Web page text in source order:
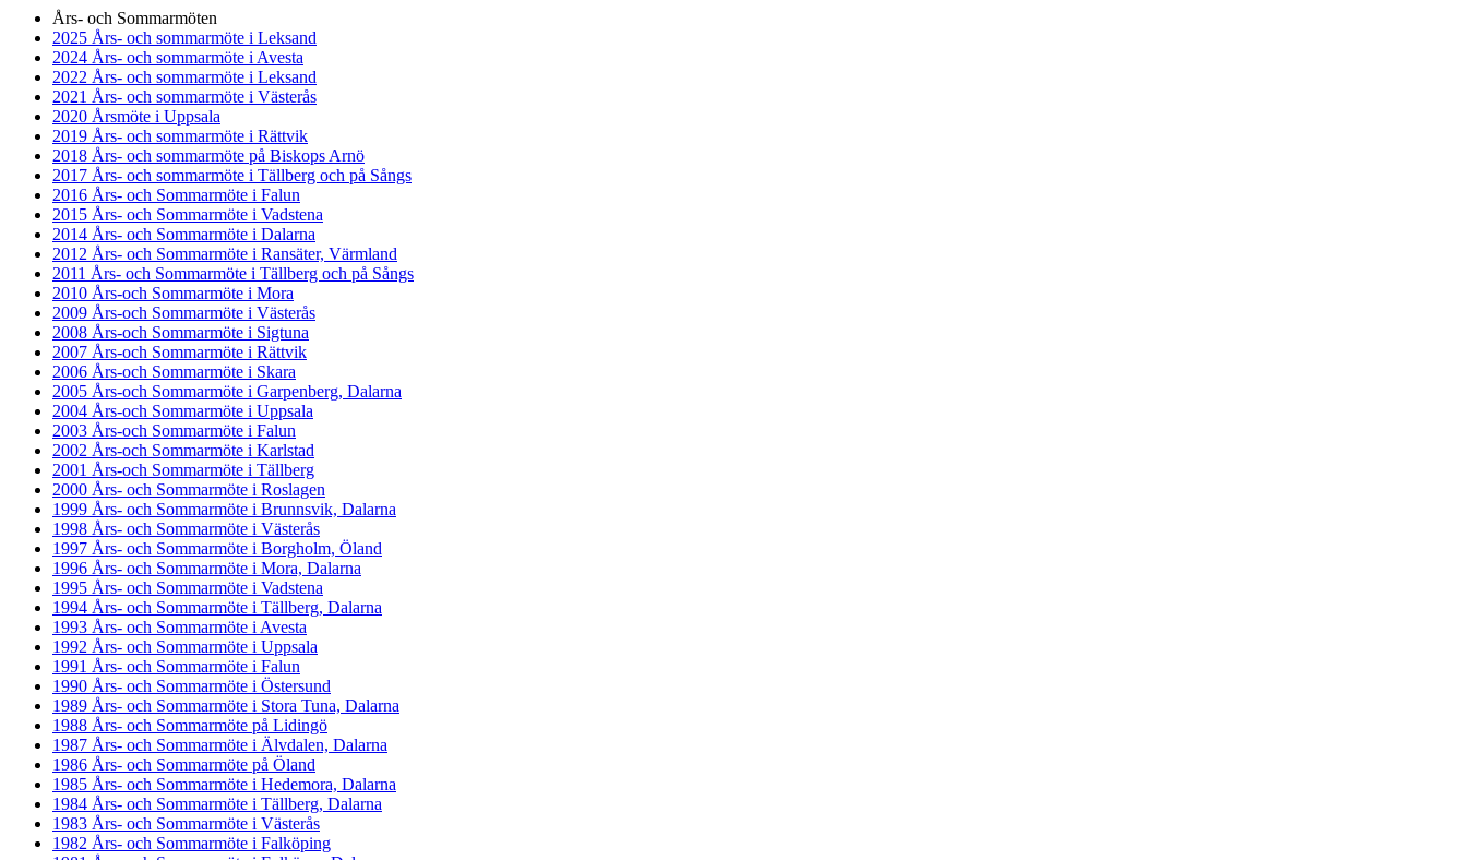
Års- och Sommarmöten
2025 Års- och sommarmöte i Leksand
2024 Års- och sommarmöte i Avesta
2022 Års- och sommarmöte i Leksand
2021 Års- och sommarmöte i Västerås
2020 Årsmöte i Uppsala
2019 Års- och sommarmöte i Rättvik
2018 Års- och sommarmöte på Biskops Arnö
2017 Års- och sommarmöte i Tällberg och på Sångs
2016 Års- och Sommarmöte i Falun
2015 Års- och Sommarmöte i Vadstena
2014 Års- och Sommarmöte i Dalarna
2012 Års- och Sommarmöte i Ransäter, Värmland
2011 Års- och Sommarmöte i Tällberg och på Sångs
2010 Års-och Sommarmöte i Mora
2009 Års-och Sommarmöte i Västerås
2008 Års-och Sommarmöte i Sigtuna
2007 Års-och Sommarmöte i Rättvik
2006 Års-och Sommarmöte i Skara
2005 Års-och Sommarmöte i Garpenberg, Dalarna
2004 Års-och Sommarmöte i Uppsala
2003 Års-och Sommarmöte i Falun
2002 Års-och Sommarmöte i Karlstad
2001 Års-och Sommarmöte i Tällberg
2000 Års- och Sommarmöte i Roslagen
1999 Års- och Sommarmöte i Brunnsvik, Dalarna
1998 Års- och Sommarmöte i Västerås
1997 Års- och Sommarmöte i Borgholm, Öland
1996 Års- och Sommarmöte i Mora, Dalarna
1995 Års- och Sommarmöte i Vadstena
1994 Års- och Sommarmöte i Tällberg, Dalarna
1993 Års- och Sommarmöte i Avesta
1992 Års- och Sommarmöte i Uppsala
1991 Års- och Sommarmöte i Falun
1990 Års- och Sommarmöte i Östersund
1989 Års- och Sommarmöte i Stora Tuna, Dalarna
1988 Års- och Sommarmöte på Lidingö
1987 Års- och Sommarmöte i Älvdalen, Dalarna
1986 Års- och Sommarmöte på Öland
1985 Års- och Sommarmöte i Hedemora, Dalarna
1984 Års- och Sommarmöte i Tällberg, Dalarna
1983 Års- och Sommarmöte i Västerås
1982 Års- och Sommarmöte i Falköping